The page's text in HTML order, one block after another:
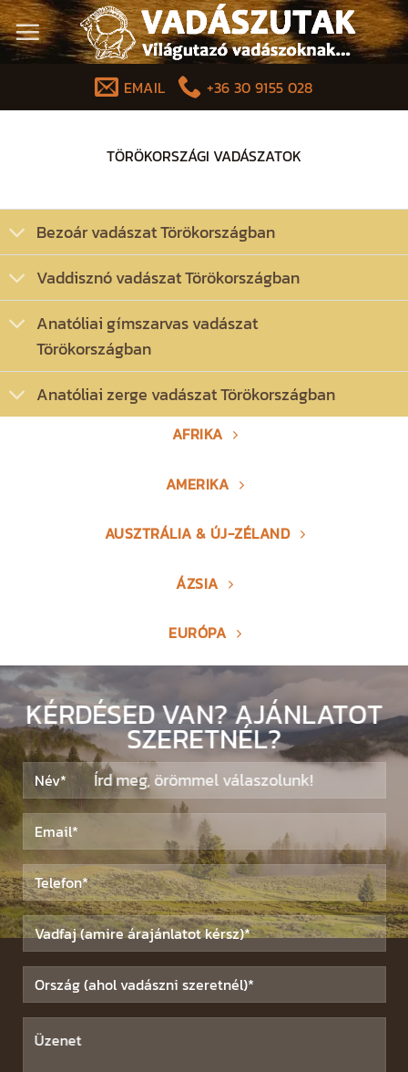
Skip
to
content
EMAIL
+36 30 9155 028
TÖRÖKORSZÁGI VADÁSZATOK
Bezoár vadászat Törökországban
Vaddisznó vadászat Törökországban
Anatóliai gímszarvas vadászat
Törökországban
Anatóliai zerge vadászat Törökországban
AFRIKA
AMERIKA
AUSZTRÁLIA & ÚJ-ZÉLAND
ÁZSIA
EURÓPA
KÉRDÉSED VAN? AJÁNLATOT
SZERETNÉL?
Írd meg, örömmel válaszolunk!